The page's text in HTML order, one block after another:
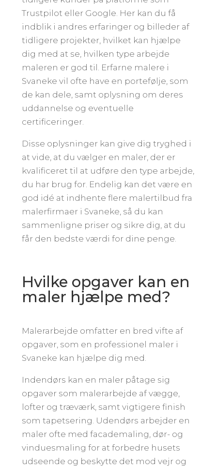
Trustpilot eller Google. Her kan du få
indblik i andres erfaringer og billeder af
tidligere projekter, hvilket kan hjælpe
dig med at se, hvilken type arbejde
maleren er god til. Erfarne malere i
Svaneke vil ofte have en portefølje, som
de kan dele, samt oplysning om deres
uddannelse og eventuelle
certificeringer.
Disse oplysninger kan give dig tryghed i
at vide, at du vælger en maler, der er
kvalificeret til at udføre den type arbejde,
du har brug for. Endelig kan det være en
god idé at indhente flere malertilbud fra
malerfirmaer i Svaneke, så du kan
sammenligne priser og sikre dig, at du
får den bedste værdi for dine penge.
Hvilke opgaver kan en
maler hjælpe med?
Malerarbejde omfatter en bred vifte af
opgaver, som en professionel maler i
Svaneke kan hjælpe dig med.
Indendørs kan en maler påtage sig
opgaver som malerarbejde af vægge,
lofter og træværk, samt vigtigere finish
som tapetsering. Udendørs arbejder en
maler ofte med facademaling, dør- og
vinduesmaling for at forbedre husets
udseende og beskytte det mod vejr og